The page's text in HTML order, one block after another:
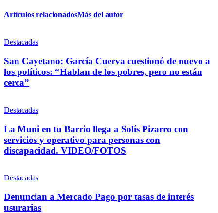
Artículos relacionadosMás del autor
Destacadas
San Cayetano: García Cuerva cuestionó de nuevo a
los políticos: “Hablan de los pobres, pero no están
cerca”
Destacadas
La Muni en tu Barrio llega a Solís Pizarro con
servicios y operativo para personas con
discapacidad. VIDEO/FOTOS
Destacadas
Denuncian a Mercado Pago por tasas de interés
usurarias